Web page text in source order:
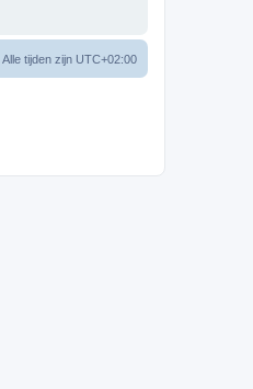
Alle tijden zijn UTC+02:00